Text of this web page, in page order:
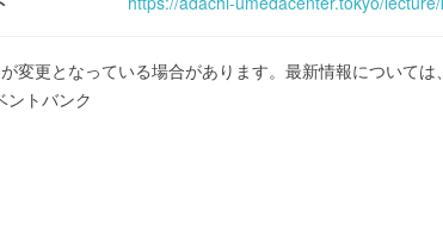
変更となっている場合があります。最新情報については
ントバンク